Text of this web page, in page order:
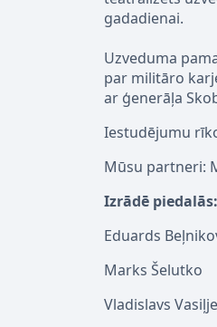
gadadienai.
Uzveduma
par militāro
ar ģenerāļa
Iestudējumu
Mūsu partneri:
Izrādē piedalās:
Eduards
Marks Šelutko
Vladislavs